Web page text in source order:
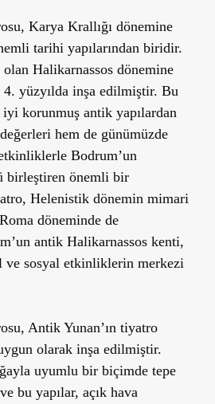
Karya Krallığı dönemine
tarihi yapılarından biridir.
olan Halikarnassosdönemine
yüzyılda inşa edilmiştir. Bu
korunmuş antik yapılardan
hem de günümüzde
Bodrum’un
birleştiren önemli bir
Helenistik dönemin mimari
döneminde de
antik Halikarnassos kenti,
sosyal etkinliklerin merkezi
Antik Yunan’ın tiyatro
olarak inşa edilmiştir.
uyumlu bir biçimde tepe
bu yapılar, açık hava